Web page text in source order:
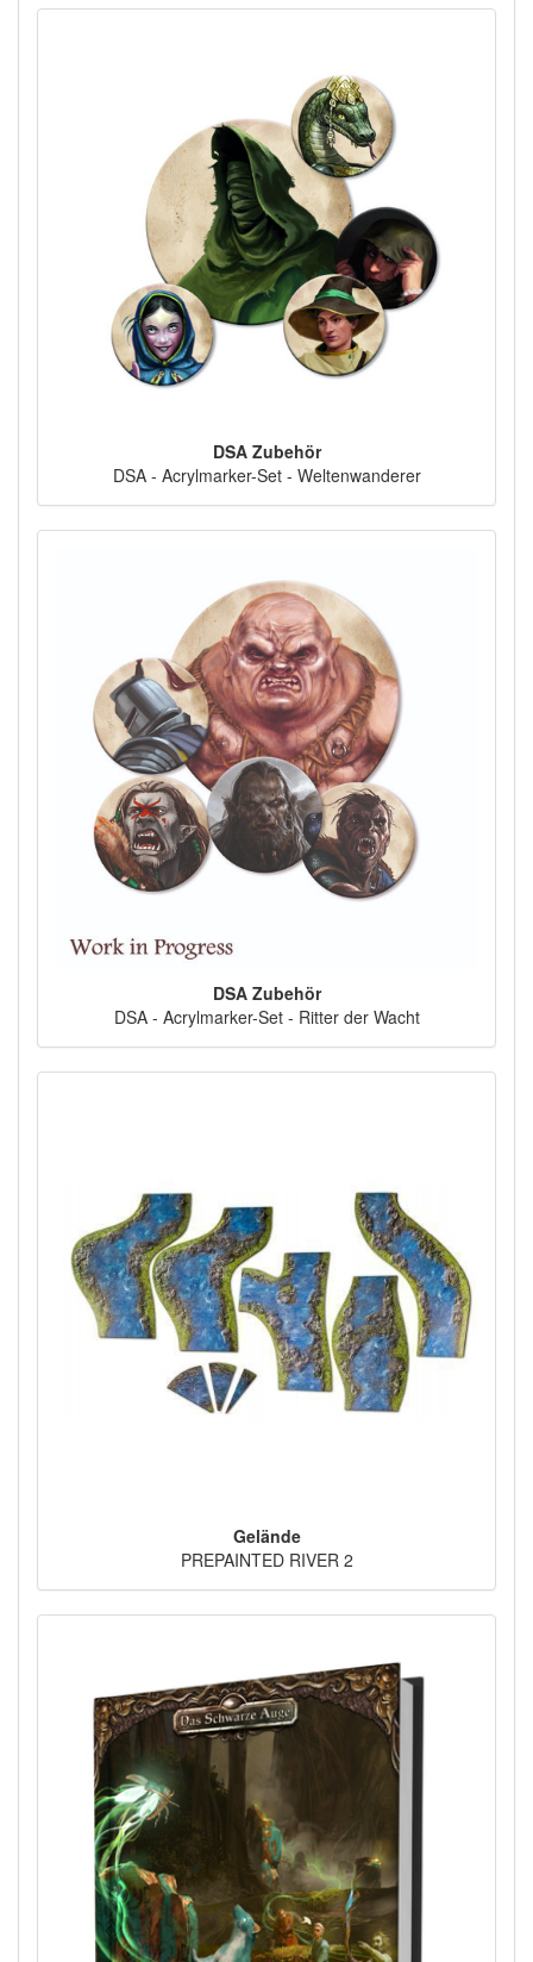
DSA Zubehör
DSA - Acrylmarker-Set - Weltenwanderer
DSA Zubehör
DSA - Acrylmarker-Set - Ritter der Wacht
Gelände
PREPAINTED RIVER 2